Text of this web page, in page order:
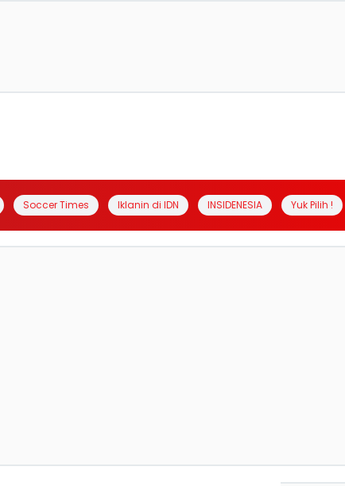
Soccer Times Iklanin di IDN INSIDENESIA Yuk Pilih !